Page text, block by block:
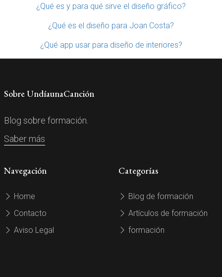
¿Qué es y para qué sirve el diseño gráfico?
¿Qué es el diseño para Joan Costa?
¿Qué app usar para diseño de interiores?
Sobre UndíaunaCanción
Blog sobre formación.
Saber más
Navegación
Home
Contacto
Aviso Legal
Categorías
Blog de formación
Artículos de formación
formación